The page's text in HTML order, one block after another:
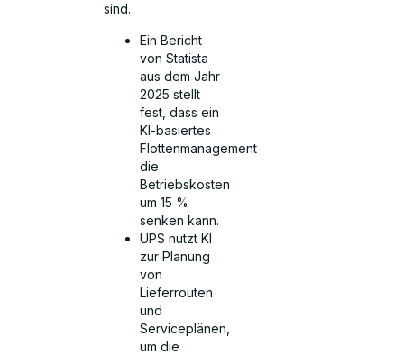
sind.
Ein Bericht
von Statista
aus dem Jahr
2025 stellt
fest, dass ein
KI-basiertes
Flottenmanagement
die
Betriebskosten
um 15 %
senken kann.
UPS nutzt KI
zur Planung
von
Lieferrouten
und
Serviceplänen,
um die